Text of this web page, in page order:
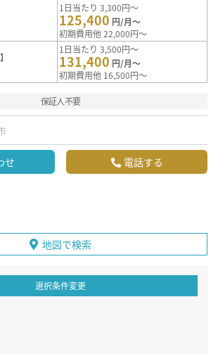
1日当たり 3,300円～
125,400 円/月～
初期費用他 22,000円～
1日当たり 3,500円～
131,400 円/月～
初期費用他 16,500円～
保証人不要
せ 電話する
地図で検索
選択条件変更